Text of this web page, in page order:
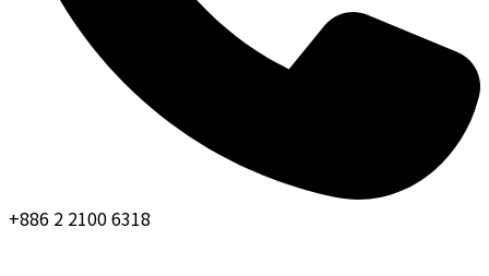
+886 2 2100 6318